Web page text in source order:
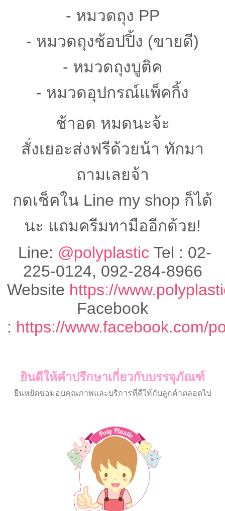
- หมวดถุง PP
- หมวดถุงช้อปปิ้ง (ขายดี)
- หมวดถุงบูติค
- หมวดอุปกรณ์แพ็คกิ้ง
ช้าอด หมดนะจ้ะ
สั่งเยอะส่งฟรีด้วยน้า ทักมา
ถามเลยจ้า
กดเช็คใน Line my shop ก็ได้
นะ แถมครีมทามืออีกด้วย!
Line: @polyplastic Tel : 02-
225-0124, 092-284-8966
Website https://
Facebook
: https://www.facebook.com/
ยินดีให้คำปรึกษาเกี่ยวกับบรรจุภัณฑ์
ยืนหยัดขอมอบคุณภาพและบริการที่ดีให้กับลูกค้าตลอดไป